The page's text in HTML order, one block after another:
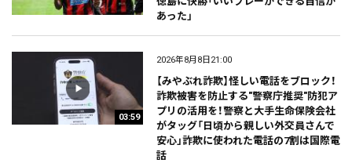
あった」
03:59
2026年8月8日21:00
【みやぶれ詐欺】怪しい電話をブロック！
詐欺被害を防止する"警察庁推奨"防犯ア
プリの活用を！警察と大手生命保険会社
がタッグ「日頃から親しい外交員さんで
安心」詐欺に使われた電話の7割は国際電
話